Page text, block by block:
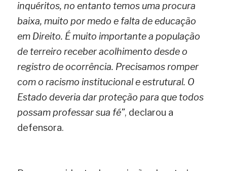
inquéritos, no entanto temos uma procura
baixa, muito por medo e falta de educação
em Direito. É muito importante a população
de terreiro receber acolhimento desde o
registro de ocorrência. Precisamos romper
com o racismo institucional e estrutural. O
Estado deveria dar proteção para que todos
possam professar sua fé”, declarou a
defensora.